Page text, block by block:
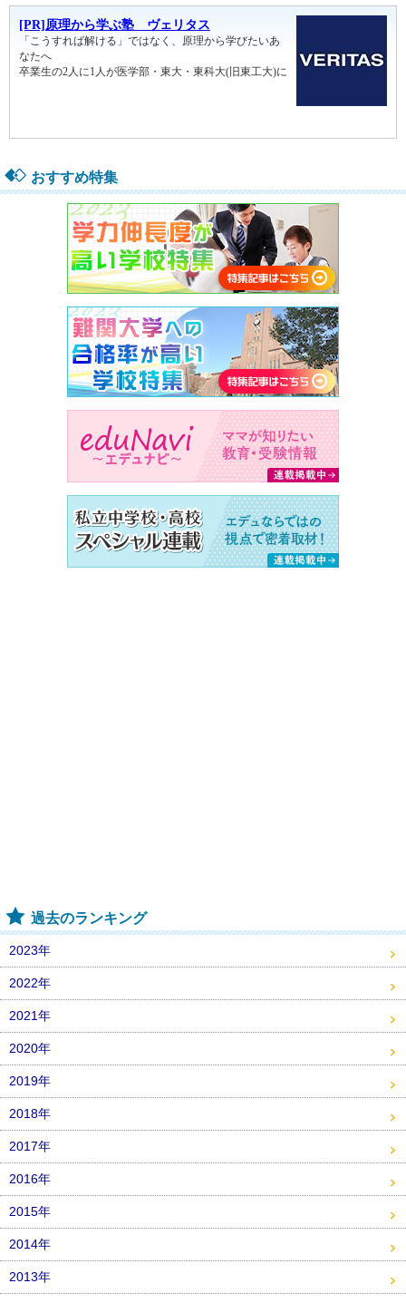
おすすめ特集
過去のランキング
2023年
2022年
2021年
2020年
2019年
2018年
2017年
2016年
2015年
2014年
2013年